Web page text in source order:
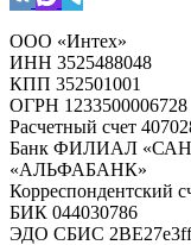
ООО «Интех»
ИНН 3525488048
КПП 352501001
ОГРН 1233500006728
Расчетный счет
Банк ФИЛИАЛ
«АЛЬФАБАНК»
Корреспондентский
БИК 044030786
ЭДО СБИС